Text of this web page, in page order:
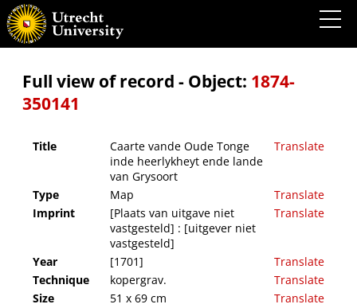
Caarte vande Oude Tonge inde heerlykheyt ende lande van Grysoort
Full view of record - Object: 1874-
350141
Title
Caarte vande Oude Tonge
inde heerlykheyt ende lande
van Grysoort
Translate
Type Map
Translate
Imprint
[Plaats van uitgave niet
vastgesteld] : [uitgever niet
vastgesteld]
Translate
Year [1701]
Translate
Technique
kopergrav.
Translate
Size
51 x 69 cm
Translate